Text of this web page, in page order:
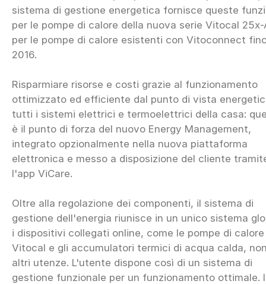
sistema di gestione energetica fornisce queste
per le pompe di calore della nuova serie Vitocal 25x-
per le pompe di calore esistenti con Vitoconnect
2016.
Risparmiare risorse e costi grazie al funzionamento
ottimizzato ed efficiente dal punto di vista
tutti i sistemi elettrici e termoelettrici della casa:
è il punto di forza del nuovo Energy Management,
integrato opzionalmente nella nuova piattaforma
elettronica e messo a disposizione del cliente
l'app ViCare.
Oltre alla regolazione dei componenti, il sistema di
gestione dell'energia riunisce in un unico sistema
i dispositivi collegati online, come le pompe di calore
Vitocal e gli accumulatori termici di acqua calda,
altri utenze. L'utente dispone così di un sistema di
gestione funzionale per un funzionamento ottimale.